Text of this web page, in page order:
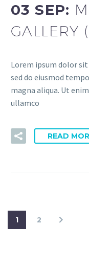
03 SEP:
GALLERY
Lorem ipsum dolor
sed do eiusmod
magna aliqua. Ut
ullamco
READ
1 2